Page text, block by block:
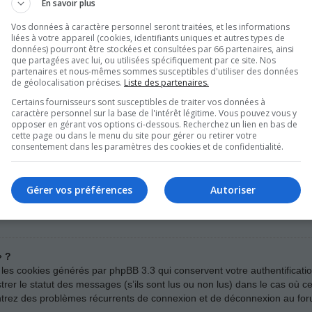
ne puisse pas être récupéré, il peut facilement être réinitialisé.
mot de passe ». Suivez les instructions et vous devriez être en
votre mot de passe, nous vous invitons à contacter un
?
de moi » lors de votre connexion au forum, vous ne resterez
utilisé par quelqu’un d’autre. Pour rester connecté, veuillez
recommandé si vous accédez au forum depuis un ordinateur
cette case à cocher, il est probable qu’un administrateur du
?
cookies générés par phpBB 3.3 qui conservent votre
le statut des messages (s’ils sont lus ou non lus) dans le cas où
des problèmes récurrents de connexion et de déconnexion au
En savoir plus
Vos données à caractère personnel seront traitées, et les informations
liées à votre appareil (cookies, identifiants uniques et autres types de
données) pourront être stockées et consultées par 66 partenaires, ainsi
que partagées avec lui, ou utilisées spécifiquement par ce site. Nos
partenaires et nous-mêmes sommes susceptibles d'utiliser des données
de géolocalisation précises. Liste des partenaires.
Certains fournisseurs sont susceptibles de traiter vos données à
caractère personnel sur la base de l'intérêt légitime. Vous pouvez vous y
opposer en gérant vos options ci-dessous. Recherchez un lien en bas de
cette page ou dans le menu du site pour gérer ou retirer votre
consentement dans les paramètres des cookies et de confidentialité.
Autoriser
Gérer vos préférences